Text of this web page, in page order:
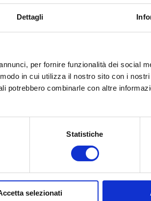
Dettagli
per fornire funzionalità dei social
in cui utilizza il nostro sito con i
potrebbero combinarle con altre
Statistiche
selezionati